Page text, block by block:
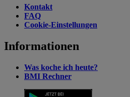
Kontakt
FAQ
Cookie-Einstellungen
Informationen
Was koche ich heute?
BMI Rechner